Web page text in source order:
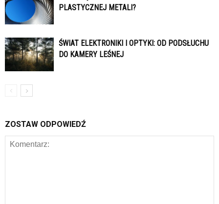
PLASTYCZNEJ METALI?
ŚWIAT ELEKTRONIKI I OPTYKI: OD PODSŁUCHU
DO KAMERY LEŚNEJ
ZOSTAW ODPOWIEDŹ